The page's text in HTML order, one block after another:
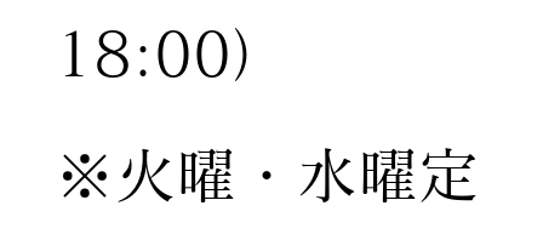
18:00）
※火曜・水曜定